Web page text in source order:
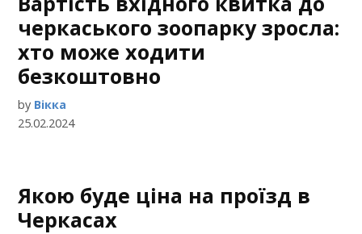
черкаського зоопарку зросла:
хто може ходити
безкоштовно
by Вікка
25.02.2024
Якою буде ціна на проїзд в
Черкасах